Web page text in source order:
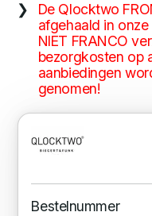
De Qlocktwo
afgehaald in
NIET FRANCO
bezorgkosten op
aanbiedingen
genomen!
Bestelnummer